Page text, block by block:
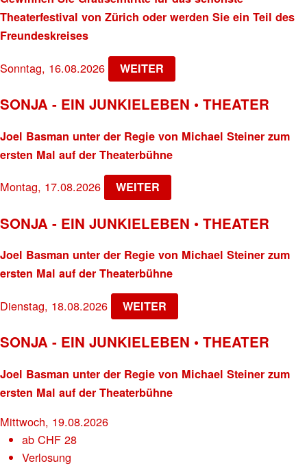
Theaterfestival von Zürich oder werden Sie ein Teil des
Freundeskreises
Sonntag, 16.08.2026 WEITER
SONJA - EIN JUNKIELEBEN • THEATER
Joel Basman unter der Regie von Michael Steiner zum
ersten Mal auf der Theaterbühne
Montag, 17.08.2026 WEITER
SONJA - EIN JUNKIELEBEN • THEATER
Joel Basman unter der Regie von Michael Steiner zum
ersten Mal auf der Theaterbühne
Dienstag, 18.08.2026 WEITER
SONJA - EIN JUNKIELEBEN • THEATER
Joel Basman unter der Regie von Michael Steiner zum
ersten Mal auf der Theaterbühne
Mittwoch, 19.08.2026
abCHF 28
Verlosung